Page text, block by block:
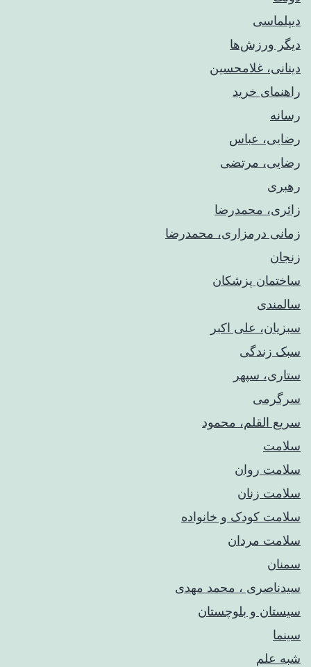
دیپلماسی
دیگر ورزش‌ها
دینانی، غلامحسین
راهنمای خريد
رسانه
رضایی، عباس
رضایی، مرتضی
رهبری
زائری، محمدرضا
زمانی درمزاری، محمدرضا
زنجان
ساختمان پزشکان
سالمندی
سبزیان، علی اکبر
سبک زندگی
ستاری، سپهر
سرگرمی
سریع القلم، محمود
سلامت
سلامت روان
سلامت زنان
سلامت کودک‌ و خانواده
سلامت مردان
سمنان
سیدناصری ، محمد مهدی
سیستان و بلوچستان
سینما
شبه علم